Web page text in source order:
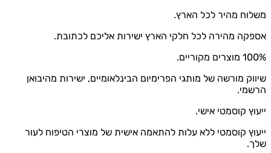
משלוח מהיר לכל הארץ.
אספקה מהירה לכל חלקי הארץ ישירות אליכם לכתובת.
100% מוצרים מקוריים.
שיווק מורשה של מותגי הפרימיום הבינלאומיים, ישירות מהיבואן
הרשמי.
ייעוץ קוסמטי אישי.
ייעוץ קוסמטי ללא עלות להתאמה אישית של מוצרי הטיפוח לעור
שלך.